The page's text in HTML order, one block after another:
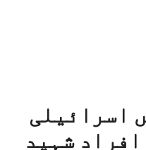
اسرائیلی
شہید